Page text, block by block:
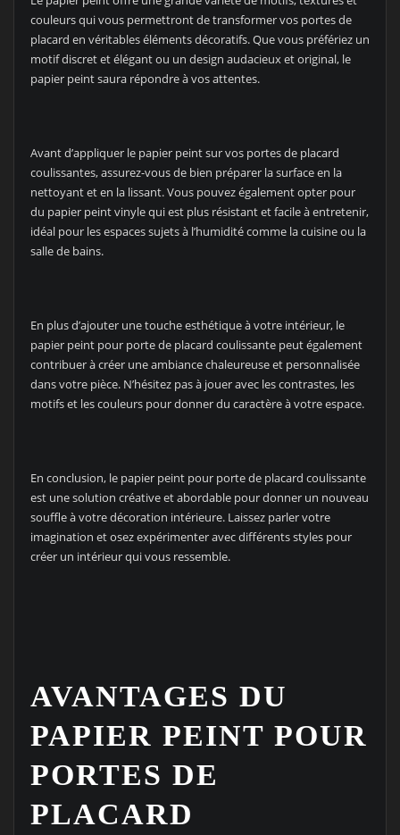
couleurs qui vous permettront de transformer vos portes de
placard en véritables éléments décoratifs. Que vous préfériez un
motif discret et élégant ou un design audacieux et original, le
papier peint saura répondre à vos attentes.
Avant d’appliquer le papier peint sur vos portes de placard
coulissantes, assurez-vous de bien préparer la surface en la
nettoyant et en la lissant. Vous pouvez également opter pour
du papier peint vinyle qui est plus résistant et facile à entretenir,
idéal pour les espaces sujets à l’humidité comme la cuisine ou la
salle de bains.
En plus d’ajouter une touche esthétique à votre intérieur, le
papier peint pour porte de placard coulissante peut également
contribuer à créer une ambiance chaleureuse et personnalisée
dans votre pièce. N’hésitez pas à jouer avec les contrastes, les
motifs et les couleurs pour donner du caractère à votre espace.
En conclusion, le papier peint pour porte de placard coulissante
est une solution créative et abordable pour donner un nouveau
souffle à votre décoration intérieure. Laissez parler votre
imagination et osez expérimenter avec différents styles pour
créer un intérieur qui vous ressemble.
AVANTAGES DU
PAPIER PEINT POUR
PORTES DE
PLACARD